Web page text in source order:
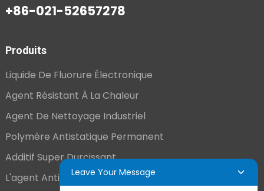
+86-021-52657278
Produits
Liquide De Fluorure Électronique
Agent Résistant À La Chaleur
Agent De Nettoyage Industriel
Polymère Antistatique Permanent
Additif Super Durcissant
L'agent Antistatique Longue Durée
Leave Your Message